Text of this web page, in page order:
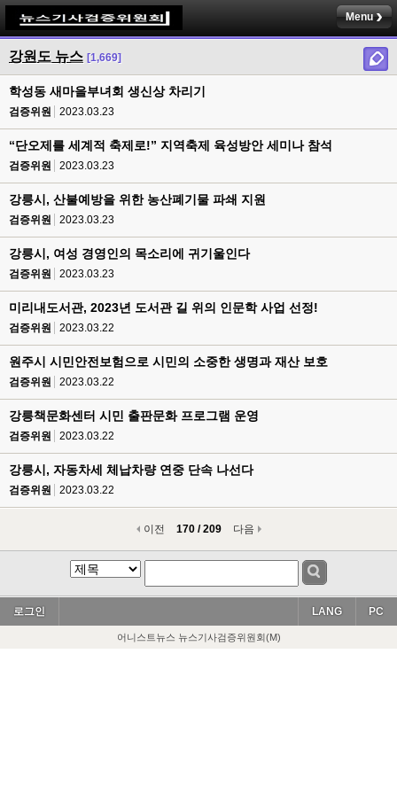
Menu
강원도 뉴스 [1,669]
학성동 새마을부녀회 생신상 차리기
검증위원 2023.03.23
“단오제를 세계적 축제로!” 지역축제 육성방안 세미나 참석
검증위원 2023.03.23
강릉시, 산불예방을 위한 농산폐기물 파쇄 지원
검증위원 2023.03.23
강릉시, 여성 경영인의 목소리에 귀기울인다
검증위원 2023.03.23
미리내도서관, 2023년 도서관 길 위의 인문학 사업 선정!
검증위원 2023.03.22
원주시 시민안전보험으로 시민의 소중한 생명과 재산 보호
검증위원 2023.03.22
강릉책문화센터 시민 출판문화 프로그램 운영
검증위원 2023.03.22
강릉시, 자동차세 체납차량 연중 단속 나선다
검증위원 2023.03.22
이전 170 / 209 다음
로그인 PC
LANG
어니스트뉴스 뉴스기사검증위원회(M)